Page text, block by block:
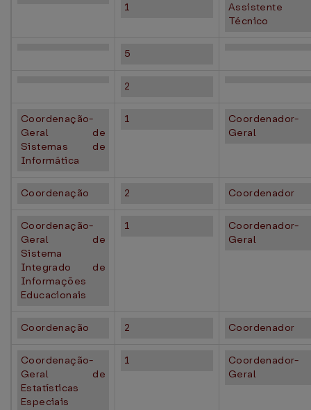
1
Assistente
Técnico
5
2
Coordenação-
Geral de
Sistemas de
Informática
1
Coordenador-
Geral
Coordenação 2 Coordenador
Coordenação-
Geral de
Sistema
Integrado de
Informações
Educacionais
1
Coordenador-
Geral
Coordenação 2 Coordenador
Coordenação-
Geral de
Estatísticas
Especiais
1
Coordenador-
Geral